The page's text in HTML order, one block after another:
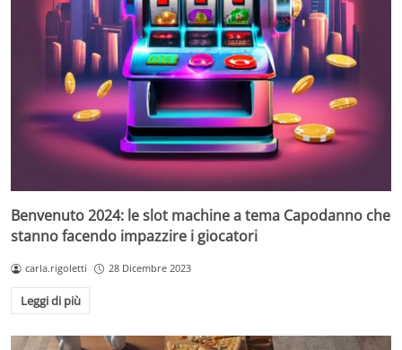
Benvenuto 2024: le slot machine a tema Capodanno che
stanno facendo impazzire i giocatori
carla.rigoletti 28 Dicembre 2023
Leggi di più